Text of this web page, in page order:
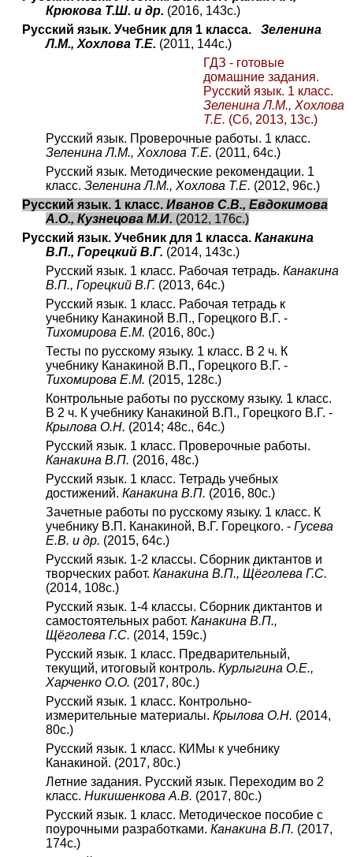
Крюкова Т.Ш. и др. (2016, 143с.)
Русский язык. Учебник для 1 класса. Зеленина
Л.М., Хохлова Т.Е. (2011, 144с.)
ГДЗ - готовые
домашние задания.
Русский язык. 1 класс.
Зеленина Л.М., Хохлова
Т.Е. (Сб, 2013, 13с.)
Русский язык. Проверочные работы. 1 класс.
Зеленина Л.М., Хохлова Т.Е. (2011, 64с.)
Русский язык. Методические рекомендации. 1
класс. Зеленина Л.М., Хохлова Т.Е. (2012, 96с.)
Русский язык. 1 класс. Иванов С.В., Евдокимова
А.О., Кузнецова М.И. (2012, 176с.)
Русский язык. Учебник для 1 класса. Канакина
В.П., Горецкий В.Г. (2014, 143с.)
Русский язык. 1 класс. Рабочая тетрадь. Канакина
В.П., Горецкий В.Г. (2013, 64с.)
Русский язык. 1 класс. Рабочая тетрадь к
учебнику Канакиной В.П., Горецкого В.Г. -
Тихомирова Е.М. (2016, 80с.)
Тесты по русскому языку. 1 класс. В 2 ч. К
учебнику Канакиной В.П., Горецкого В.Г. -
Тихомирова Е.М. (2015, 128с.)
Контрольные работы по русскому языку. 1 класс.
В 2 ч. К учебнику Канакиной В.П., Горецкого В.Г. -
Крылова О.Н. (2014; 48с., 64с.)
Русский язык. 1 класс. Проверочные работы.
Канакина В.П. (2016, 48с.)
Русский язык. 1 класс. Тетрадь учебных
достижений. Канакина В.П. (2016, 80с.)
Зачетные работы по русскому языку. 1 класс. К
учебнику В.П. Канакиной, В.Г. Горецкого. - Гусева
Е.В. и др. (2015, 64с.)
Русский язык. 1-2 классы. Сборник диктантов и
творческих работ. Канакина В.П., Щёголева Г.С.
(2014, 108с.)
Русский язык. 1-4 классы. Сборник диктантов и
самостоятельных работ. Канакина В.П.,
Щёголева Г.С. (2014, 159с.)
Русский язык. 1 класс. Предварительный,
текущий, итоговый контроль. Курлыгина О.Е.,
Харченко О.О. (2017, 80с.)
Русский язык. 1 класс. Контрольно-
измерительные материалы. Крылова О.Н. (2014,
80с.)
Русский язык. 1 класс. КИМы к учебнику
Канакиной. (2017, 80с.)
Летние задания. Русский язык. Переходим во 2
класс. Никишенкова А.В. (2017, 80с.)
Русский язык. 1 класс. Методическое пособие с
поурочными разработками. Канакина В.П. (2017,
174с.)